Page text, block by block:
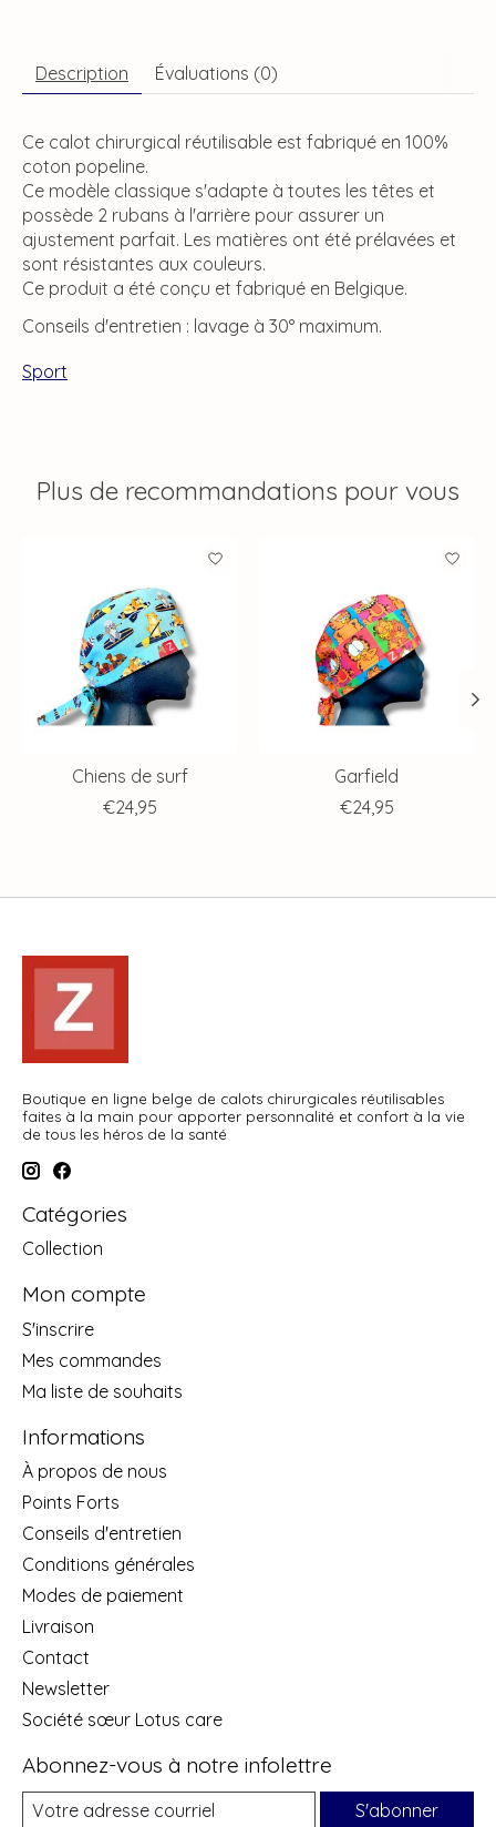
Description Évaluations (0)
Ce calot chirurgical réutilisable est fabriqué en 100%
coton popeline.
Ce modèle classique s'adapte à toutes les têtes et
possède 2 rubans à l'arrière pour assurer un
ajustement parfait. Les matières ont été prélavées et
sont résistantes aux couleurs.
Ce produit a été conçu et fabriqué en Belgique.
Conseils d'entretien : lavage à 30° maximum.
Sport
Plus de recommandations pour vous
Articles du carrousel de produits
Chiens de surf
€24,95
Garfield
€24,95
Boutique en ligne belge de calots chirurgicales réutilisables
faites à la main pour apporter personnalité et confort à la vie
de tous les héros de la santé
Catégories
Collection
Mon compte
S'inscrire
Mes commandes
Ma liste de souhaits
Informations
À propos de nous
Points Forts
Conseils d'entretien
Conditions générales
Modes de paiement
Livraison
Contact
Newsletter
Société sœur Lotus care
Abonnez-vous à notre infolettre
S'abonner